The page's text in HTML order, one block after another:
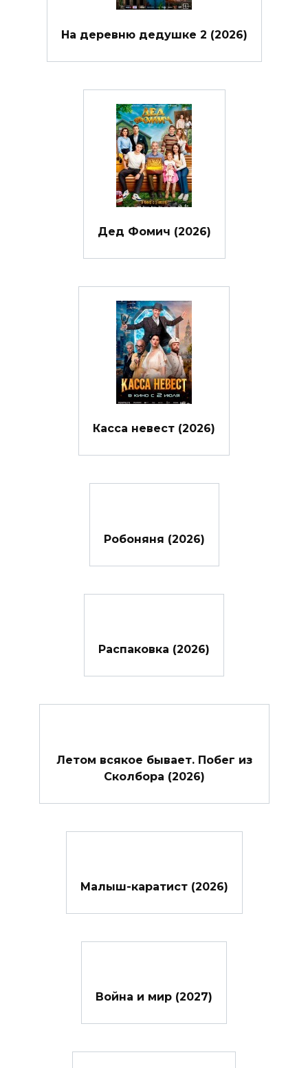
На деревню дедушке 2 (2026)
Дед Фомич (2026)
Касса невест (2026)
Робоняня (2026)
Распаковка (2026)
Летом всякое бывает. Побег из
Сколбора (2026)
Малыш-каратист (2026)
Война и мир (2027)